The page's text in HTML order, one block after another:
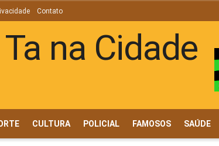
Contato
CULTURA POLICIAL FAMOSOS SAÚDE